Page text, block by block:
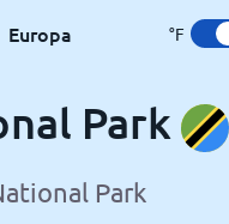
Europa °F
Park
Park